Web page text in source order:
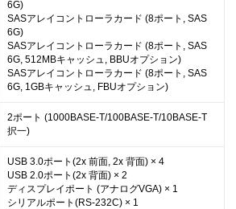
6G)
SASアレイコントローラカード (8ポート, SAS
6G)
SASアレイコントローラカード (8ポート, SAS
6G, 512MBキャッシュ, BBUオプション)
SASアレイコントローラカード (8ポート, SAS
6G, 1GBキャッシュ, FBUオプション)
2ポート (1000BASE-T/100BASE-T/10BASE-T
択一)
USB 3.0ポート(2x 前面, 2x 背面) × 4
USB 2.0ポート(2x 背面) × 2
ディスプレイポート (アナログVGA) × 1
シリアルポート(RS-232C) × 1